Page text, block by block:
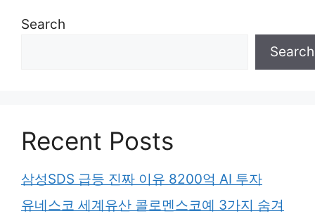
Search
Search
Recent Posts
삼성SDS 급등 진짜 이유 8200억 AI 투자
유네스코 세계유산 콜로멘스코예 3가지 숨겨